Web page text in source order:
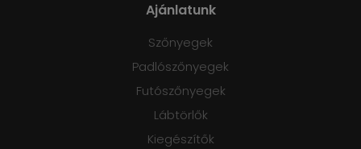
Ajánlatunk
Szőnyegek
Padlószőnyegek
Futószőnyegek
Lábtörlők
Kiegészítők